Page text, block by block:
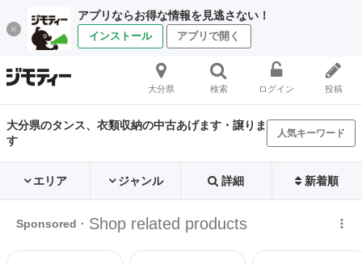
アプリならお得な情報を見逃さない！
インストール アプリで開く
大分県 検索 ログイン 投稿
大分県のタンス、衣類収納の中古あげます・譲りま
す
人気キーワード
エリア ジャンル 詳細 新着順